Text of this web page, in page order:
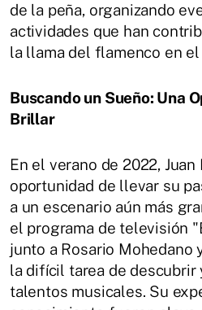
de la peña, organizando
actividades que han
la llama del flamenco en el
Buscando un Sueño: Una
Brillar
En el verano de 2022,
oportunidad de llevar su
a un escenario aún más
el programa de televisión
junto a Rosario Mohedano
la difícil tarea de descubrir
talentos musicales. Su